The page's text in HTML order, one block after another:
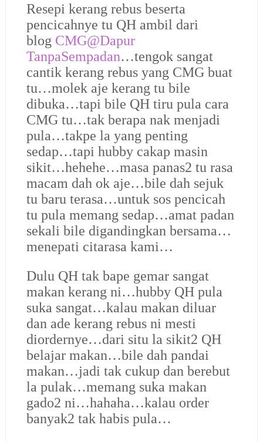
Resepi kerang rebus beserta
pencicahnye tu QH ambil dari
blog CMG@Dapur
TanpaSempadan…tengok sangat
cantik kerang rebus yang CMG buat
tu…molek aje kerang tu bile
dibuka…tapi bile QH tiru pula cara
CMG tu…tak berapa nak menjadi
pula…takpe la yang penting
sedap…tapi hubby cakap masin
sikit…hehehe…masa panas2 tu rasa
macam dah ok aje…bile dah sejuk
tu baru terasa…untuk sos pencicah
tu pula memang sedap…amat padan
sekali bile digandingkan bersama…
menepati citarasa kami…
Dulu QH tak bape gemar sangat
makan kerang ni…hubby QH pula
suka sangat…kalau makan diluar
dan ade kerang rebus ni mesti
diordernye…dari situ la sikit2 QH
belajar makan…bile dah pandai
makan…jadi tak cukup dan berebut
la pulak…memang suka makan
gado2 ni…hahaha…kalau order
banyak2 tak habis pula…